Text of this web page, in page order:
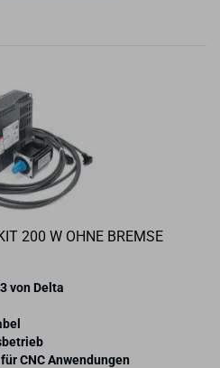
200 W OHNE BREM­SE
von Delta
CNC An­wen­dun­gen